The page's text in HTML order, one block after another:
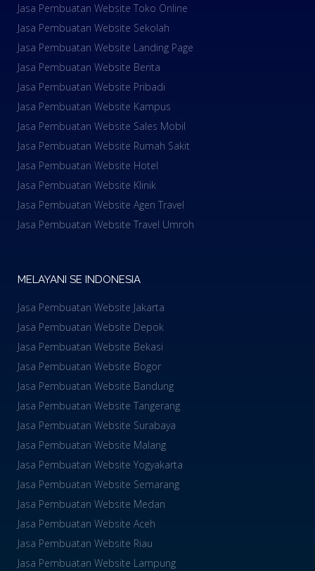
Jasa Pembuatan Website Toko Online
Jasa Pembuatan Website Sekolah
Jasa Pembuatan Website Landing Page
Jasa Pembuatan Website Berita
Jasa Pembuatan Website Pribadi
Jasa Pembuatan Website Kampus
Jasa Pembuatan Website Sales Mobil
Jasa Pembuatan Website Rumah Sakit
Jasa Pembuatan Website Hotel
Jasa Pembuatan Website Klinik
Jasa Pembuatan Website Agen Travel
Jasa Pembuatan Website Travel Umroh
MELAYANI SE INDONESIA
Jasa Pembuatan Website Jakarta
Jasa Pembuatan Website Depok
Jasa Pembuatan Website Bekasi
Jasa Pembuatan Website Bogor
Jasa Pembuatan Website Bandung
Jasa Pembuatan Website Tangerang
Jasa Pembuatan Website Surabaya
Jasa Pembuatan Website Malang
Jasa Pembuatan Website Yogyakarta
Jasa Pembuatan Website Semarang
Jasa Pembuatan Website Medan
Jasa Pembuatan Website Aceh
Jasa Pembuatan Website Riau
Jasa Pembuatan Website Lampung